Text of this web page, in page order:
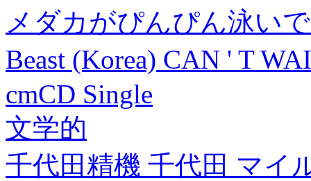
メダカがぴんぴん泳い
Beast (Korea) CAN ' T
cmCD Single
文学的
千代田精機 千代田 マイ